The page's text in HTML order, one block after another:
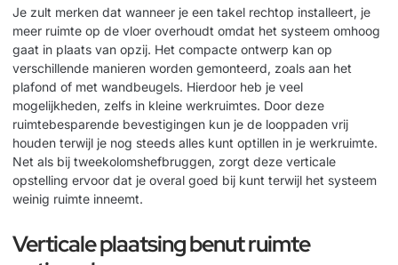
Je zult merken dat wanneer je een takel rechtop installeert, je
meer ruimte op de vloer overhoudt omdat het systeem omhoog
gaat in plaats van opzij. Het compacte ontwerp kan op
verschillende manieren worden gemonteerd, zoals aan het
plafond of met wandbeugels. Hierdoor heb je veel
mogelijkheden, zelfs in kleine werkruimtes. Door deze
ruimtebesparende bevestigingen kun je de looppaden vrij
houden terwijl je nog steeds alles kunt optillen in je werkruimte.
Net als bij tweekolomshefbruggen, zorgt deze verticale
opstelling ervoor dat je overal goed bij kunt terwijl het systeem
weinig ruimte inneemt.
Verticale plaatsing benut ruimte